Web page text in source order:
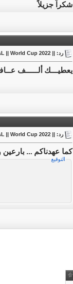
شكراً جزيلاً
رد: || Argentina Vs France || FiNAL || World Cup 2022 ||
يعطيـــك ألـــــف
رد: || Argentina Vs France || FiNAL || World Cup 2022 ||
كما عهدناكم ... بارعين
التوقيع